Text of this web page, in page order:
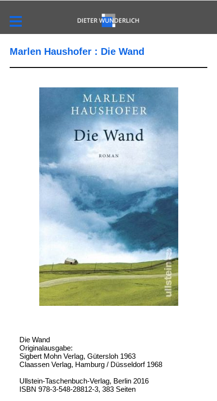
Marlen Haushofer : Die Wand
Die Wand
Originalausgabe:
Sigbert Mohn Verlag, Gütersloh 1963
Claassen Verlag, Hamburg / Düsseldorf 1968
Ullstein-Taschenbuch-Verlag, Berlin 2016
ISBN 978-3-548-28812-3, 383 Seiten